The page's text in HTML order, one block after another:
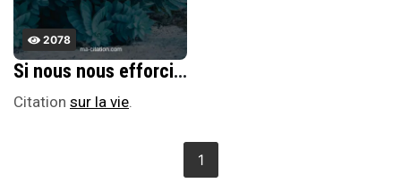
2078
Si nous nous efforcions tous de rendre la vie des autres plus facile, la nÃ´tre serait meilleure.
Citation sur la vie.
1